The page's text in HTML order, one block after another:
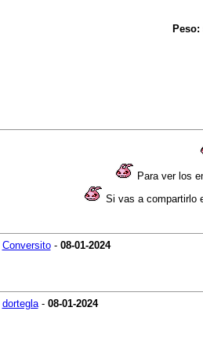
Peso:
Para ver los
Si vas a compartirlo
Conversito- 08-01-2024
dortegla- 08-01-2024